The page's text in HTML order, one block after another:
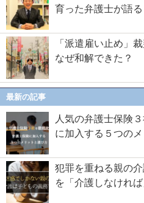
育った弁護士が語る
「派遣雇い止め」
なぜ和解できた？
最新の記事
人気の弁護士保険
に加入する５つの
犯罪を重ねる親の
を「介護しなけれ